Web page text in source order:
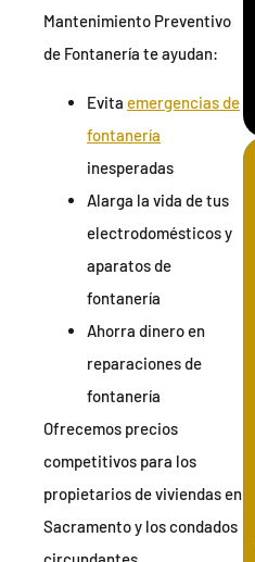
Mantenimiento Preventivo
de Fontanería te ayudan:
Evita emergencias de
fontanería
inesperadas
Alarga la vida de tus
electrodomésticos y
aparatos de
fontanería
Ahorra dinero en
reparaciones de
fontanería
Ofrecemos precios
competitivos para los
propietarios de viviendas en
Sacramento y los condados